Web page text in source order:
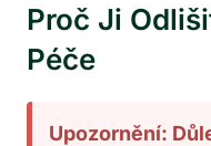
Proč Ji
Péče
Upozornění: